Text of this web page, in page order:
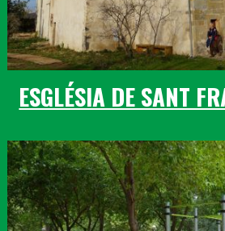
ESGLÉSIA DE SANT